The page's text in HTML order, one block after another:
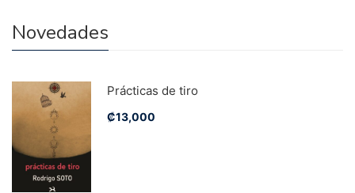
Novedades
Prácticas de tiro
₡13,000